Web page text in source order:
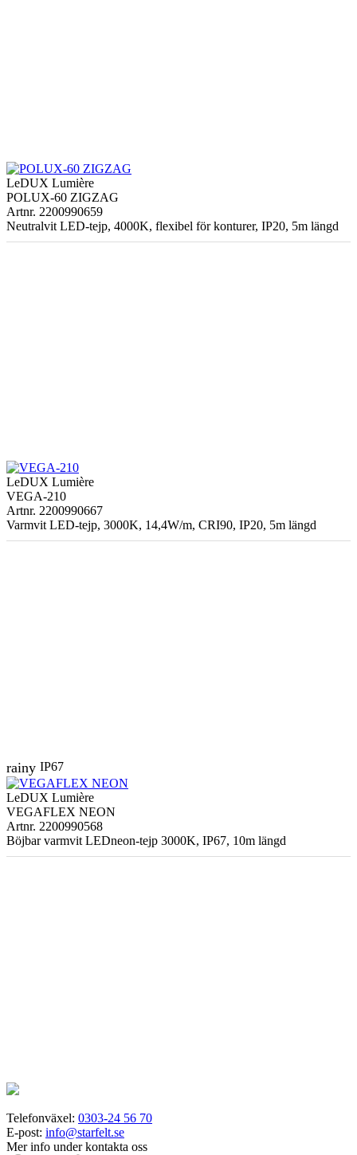
LeDUX Lumière
POLUX-60 ZIGZAG
Artnr. 2200990659
Neutralvit LED-tejp, 4000K, flexibel för konturer, IP20, 5m längd
LeDUX Lumière
VEGA-210
Artnr. 2200990667
Varmvit LED-tejp, 3000K, 14,4W/m, CRI90, IP20, 5m längd
rainy IP67
LeDUX Lumière
VEGAFLEX NEON
Artnr. 2200990568
Böjbar varmvit LEDneon-tejp 3000K, IP67, 10m längd
Telefonväxel: 0303-24 56 70
E-post: info@starfelt.se
Mer info under kontakta oss